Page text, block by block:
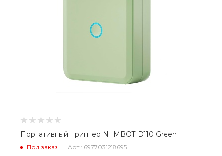
Портативный принтер NIIMBOT D110 Green
Под заказ Арт.: 6977031218695